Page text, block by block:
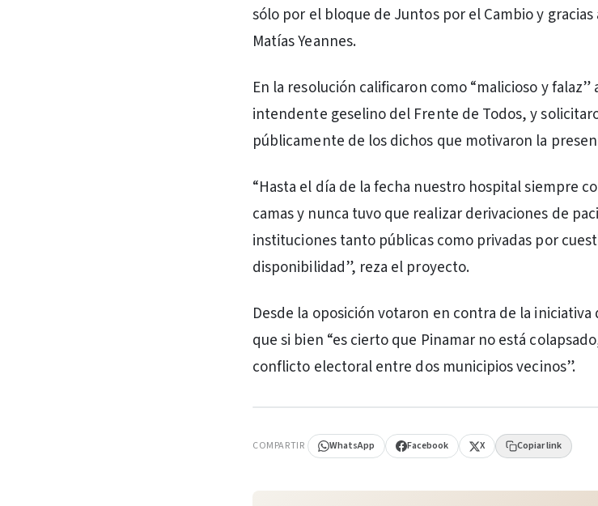
sólo por el bloque de Juntos por el Cambio y
Matías Yeannes.
En la resolución calificaron como “malicioso y falaz”
intendente geselino del Frente de Todos, y
públicamente de los dichos que motivaron la
“Hasta el día de la fecha nuestro hospital siempre
camas y nunca tuvo que realizar derivaciones de
instituciones tanto públicas como privadas por
disponibilidad”, reza el proyecto.
Desde la oposición votaron en contra de la
que si bien “es cierto que Pinamar no está
conflicto electoral entre dos municipios vecinos”.
COMPARTIR WhatsApp Facebook X Copiar link